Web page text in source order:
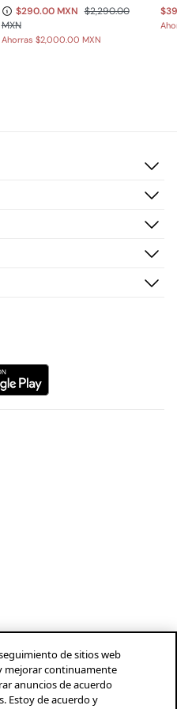
$290.00 MXN $2,290.00
MXN
Ahorras $2,000.00 MXN
de sitios web
mejorar continuamente
anuncios de acuerdo
Estoy de acuerdo y